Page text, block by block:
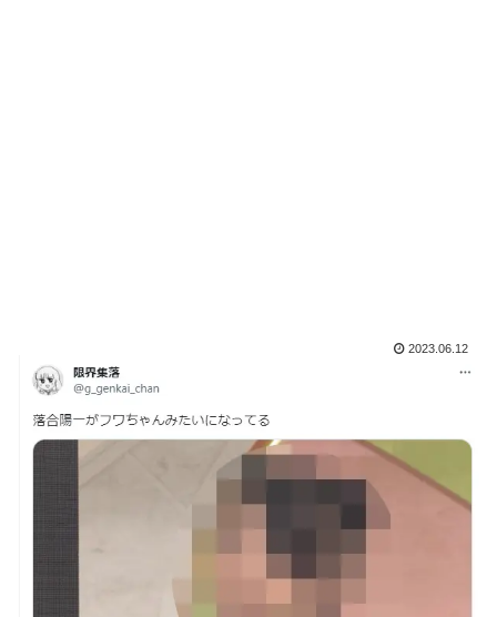
2023.06.12